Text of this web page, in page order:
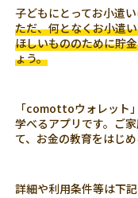
子どもにとってお小遣
ただ、何となくお小遣
ほしいもののために貯
ょう。
「comottoウォレット
学べるアプリです。ご
て、お金の教育をはじめ
詳細や利用条件等は下